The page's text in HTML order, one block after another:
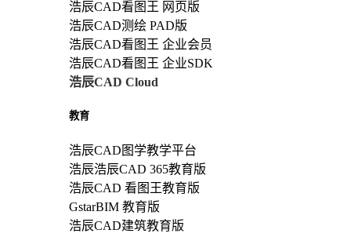
浩辰CAD看图王 网页版
浩辰CAD测绘 PAD版
浩辰CAD看图王 企业会员
浩辰CAD看图王 企业SDK
浩辰CAD Cloud
教育
浩辰CAD图学教学平台
浩辰浩辰CAD 365教育版
浩辰CAD 看图王教育版
GstarBIM 教育版
浩辰CAD建筑教育版